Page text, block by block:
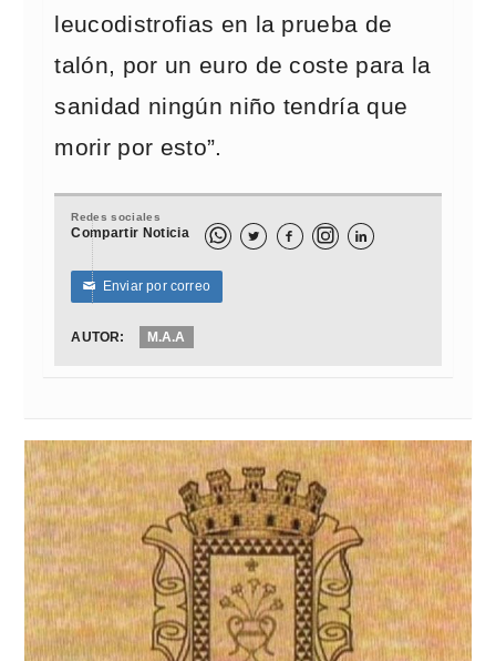
leucodistrofias en la prueba de
talón, por un euro de coste para la
sanidad ningún niño tendría que
morir por esto”.
Redes sociales
Compartir Noticia   
✉ Enviar por correo
AUTOR: M.A.A